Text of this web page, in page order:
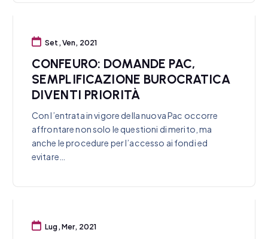
Set, Ven, 2021
CONFEURO: DOMANDE PAC,
SEMPLIFICAZIONE BUROCRATICA
DIVENTI PRIORITÀ
Con l’entrata in vigore della nuova Pac occorre
affrontare non solo le questioni di merito, ma
anche le procedure per l’accesso ai fondi ed
evitare…
Lug, Mer, 2021